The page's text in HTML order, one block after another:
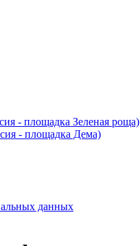
- площадка Зеленая роща)
- площадка Дема)
данных